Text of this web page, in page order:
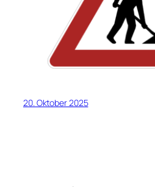
20. Oktober 2025